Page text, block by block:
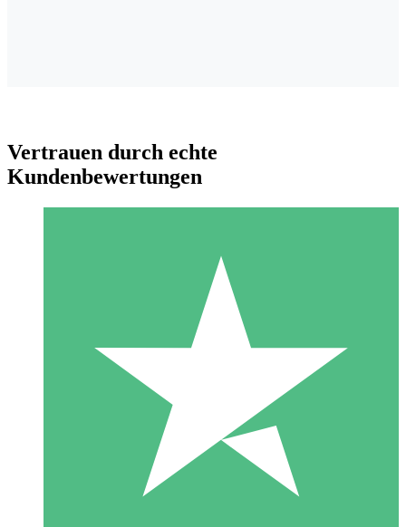
Individuelle Credit-Pakete
Zahlen Sie nach Bedarf mit Download-Credits. Keine
monatliche Verpflichtung erforderlich.
10 00
Vertrauen durch echte
Kundenbewertungen